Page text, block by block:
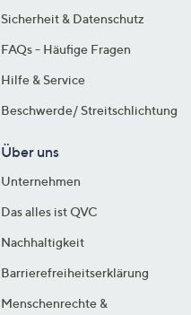
Sicherheit & Datenschutz
FAQs - Häufige Fragen
Hilfe & Service
Beschwerde/ Streitschlichtung
Über uns
Unternehmen
Das alles ist QVC
Nachhaltigkeit
Barrierefreiheitserklärung
Menschenrechte &